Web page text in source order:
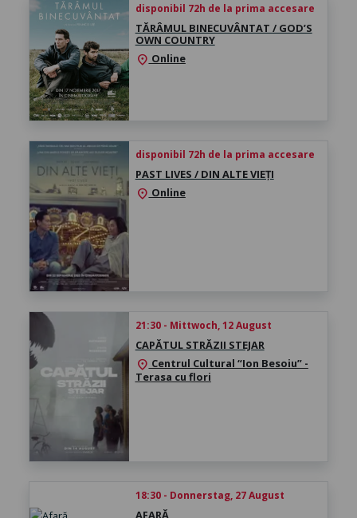
disponibil 72h de la prima accesare
TĂRÂMUL BINECUVÂNTAT / GOD’S
OWN COUNTRY
location_on Online
disponibil 72h de la prima accesare
PAST LIVES / DIN ALTE VIEȚI
location_on Online
21:30 - Mittwoch, 12 August
CAPĂTUL STRĂZII STEJAR
location_on Centrul Cultural “Ion Besoiu” -
Terasa cu flori
18:30 - Donnerstag, 27 August
AFARĂ